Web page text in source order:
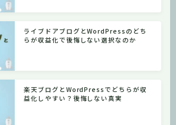
ライブドアブログとWordPressのどち
らが収益化で後悔しない選択なのか
楽天ブログとWordPressでどちらが収
益化しやすい？後悔しない真実